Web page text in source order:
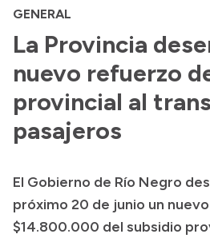
Referentes de prensa
Archivo de noticias
Transparencia
Presupuesto
Consulta de expedientes
GENERAL
La Provincia
nuevo refuerzo
provincial al
pasajeros
El Gobierno de Río Negro
próximo 20 de junio un
$14.800.000 del subsidio